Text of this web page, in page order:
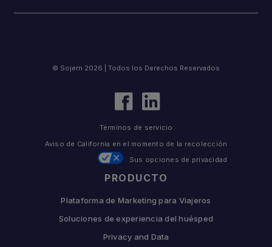
PRODUCTO
Plataforma de Marketing para Viajeros
Soluciones de experiencia del huésped
Privacy and Data
© Sojern 2026 | Todos los Derechos Reservados
Términos de servicio
Aviso de California en el momento de la recolección
Sus opciones de privacidad